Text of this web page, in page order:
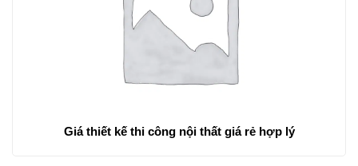
Giá thiết kế thi công nội thất giá rẻ hợp lý